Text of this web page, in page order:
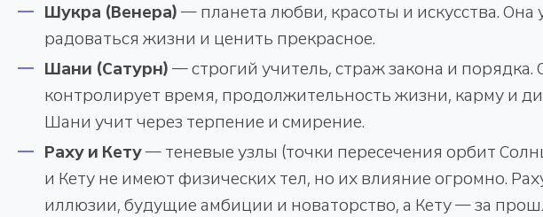
Шукра (Венера) — планета любви, красоты и искусства. Она
радоваться жизни и ценить прекрасное.
Шани (Сатурн) — строгий учитель, страж закона и порядка.
контролирует время, продолжительность жизни, карму и
Шани учит через терпение и смирение.
Раху и Кету— теневые узлы (точки пересечения орбит
и Кету не имеют физических тел, но их влияние огромно.
иллюзии, будущие амбиции и новаторство, а Кету — за